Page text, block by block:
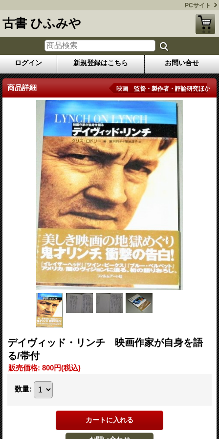
PCサイト
古書 ひふみや
ログイン 新規登録はこちら お問い合せ
商品詳細 映画 監督・製作者・評論研究ほか
デイヴィッド・リンチ 映画作家が自身を語
る/帯付
販売価格: 800円(税込)
数量: